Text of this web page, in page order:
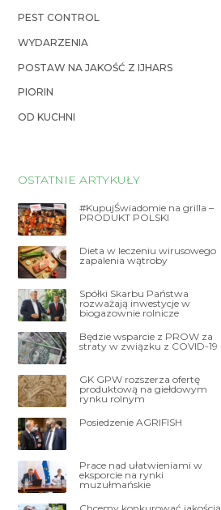
PEST CONTROL
WYDARZENIA
POSTAW NA JAKOŚĆ Z IJHARS
PIORIN
OD KUCHNI
OSTATNIE ARTYKUŁY
#KupujŚwiadomie na grilla –
PRODUKT POLSKI
Dieta w leczeniu wirusowego
zapalenia wątroby
Spółki Skarbu Państwa
rozważają inwestycje w
biogazownie rolnicze
Będzie wsparcie z PROW za
straty w związku z COVID-19
GK GPW rozszerza ofertę
produktową na giełdowym
rynku rolnym
Posiedzenie AGRIFISH
Prace nad ułatwieniami w
eksporcie na rynki
muzułmańskie